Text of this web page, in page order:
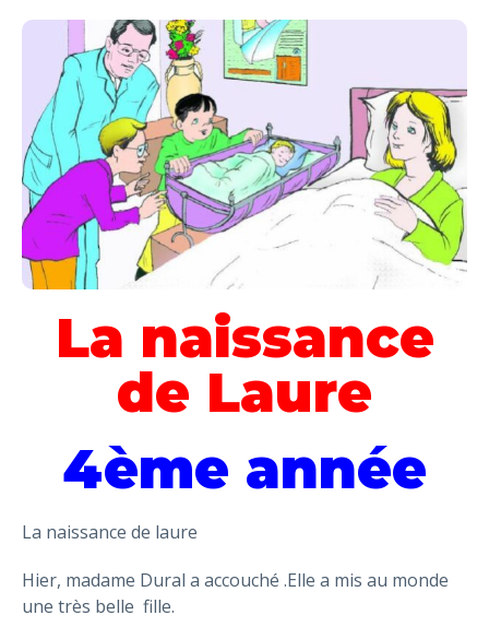
La naissance
de Laure
4ème année
La naissance de laure
Hier, madame Dural a accouché .Elle a mis au monde
une très belle fille.